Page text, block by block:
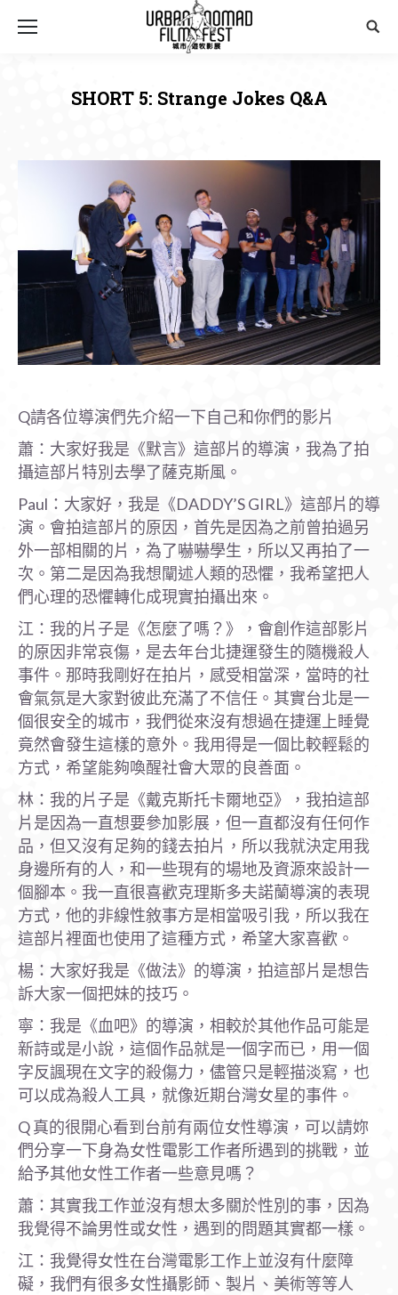
SHORT 5: Strange Jokes Q&A
Q請各位導演們先介紹一下自己和你們的影片
蕭：大家好我是《默言》這部片的導演，我為了拍
攝這部片特別去學了薩克斯風。
Paul：大家好，我是《DADDY’S GIRL》這部片的導
演。會拍這部片的原因，首先是因為之前曾拍過另
外一部相關的片，為了嚇嚇學生，所以又再拍了一
次。第二是因為我想闡述人類的恐懼，我希望把人
們心理的恐懼轉化成現實拍攝出來。
江：我的片子是《怎麼了嗎？》，會創作這部影片
的原因非常哀傷，是去年台北捷運發生的隨機殺人
事件。那時我剛好在拍片，感受相當深，當時的社
會氣氛是大家對彼此充滿了不信任。其實台北是一
個很安全的城市，我們從來沒有想過在捷運上睡覺
竟然會發生這樣的意外。我用得是一個比較輕鬆的
方式，希望能夠喚醒社會大眾的良善面。
林：我的片子是《戴克斯托卡爾地亞》，我拍這部
片是因為一直想要參加影展，但一直都沒有任何作
品，但又沒有足夠的錢去拍片，所以我就決定用我
身邊所有的人，和一些現有的場地及資源來設計一
個腳本。我一直很喜歡克理斯多夫諾蘭導演的表現
方式，他的非線性敘事方是相當吸引我，所以我在
這部片裡面也使用了這種方式，希望大家喜歡。
楊：大家好我是《做法》的導演，拍這部片是想告
訴大家一個把妹的技巧。
寧：我是《血吧》的導演，相較於其他作品可能是
新詩或是小說，這個作品就是一個字而已，用一個
字反諷現在文字的殺傷力，儘管只是輕描淡寫，也
可以成為殺人工具，就像近期台灣女星的事件。
Q 真的很開心看到台前有兩位女性導演，可以請妳
們分享一下身為女性電影工作者所遇到的挑戰，並
給予其他女性工作者一些意見嗎？
蕭：其實我工作並沒有想太多關於性別的事，因為
我覺得不論男性或女性，遇到的問題其實都一樣。
江：我覺得女性在台灣電影工作上並沒有什麼障
礙，我們有很多女性攝影師、製片、美術等等人